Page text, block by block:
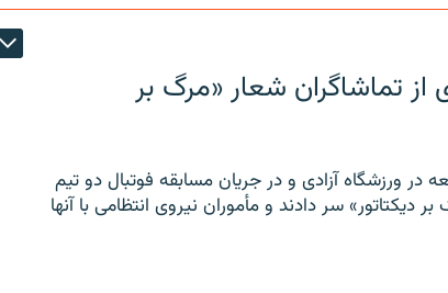
از تماشاگران شعار «مرگ بر
در ورزشگاه آزادی و در جریان مسابقه فوتبال دو تیم
دیکتاتور» سر دادند و مأموران نیروی انتظامی با آنها